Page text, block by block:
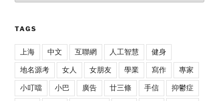
TAGS
上海 中文 互聯網 人工智慧 健身
地名源考 女人 女朋友 學業 寫作 專家
小叮噹 小巴 廣告 廿三條 手信 抑鬱症